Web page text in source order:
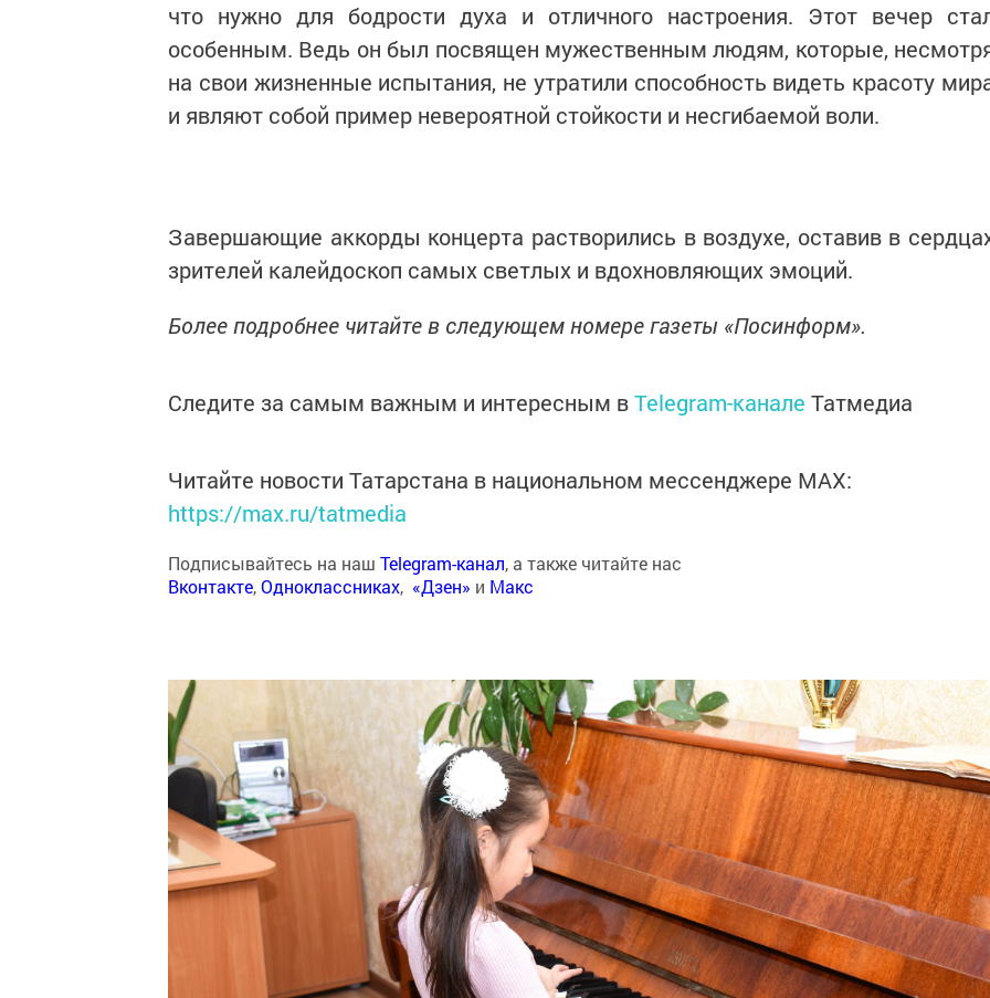
что нужно для бодрости духа и отличного настроения. Этот вечер
особенным. Ведь он был посвящен мужественным людям, которые,
на свои жизненные испытания, не утратили способность видеть красоту
и являют собой пример невероятной стойкости и несгибаемой воли.
Завершающие аккорды концерта растворились в воздухе, оставив в
зрителей калейдоскоп самых светлых и вдохновляющих эмоций.
Более подробнее читайте в следующем номере газеты «Посинформ».
Следите за самым важным и интересным вTelegram-канале Татмедиа
Читайте новости Татарстана в национальном мессенджере MАХ:
https://max.ru/tatmedia
Подписывайтесь на наш Telegram-канал, а также читайте нас
Вконтакте,Одноклассниках, «Дзен» и Макс